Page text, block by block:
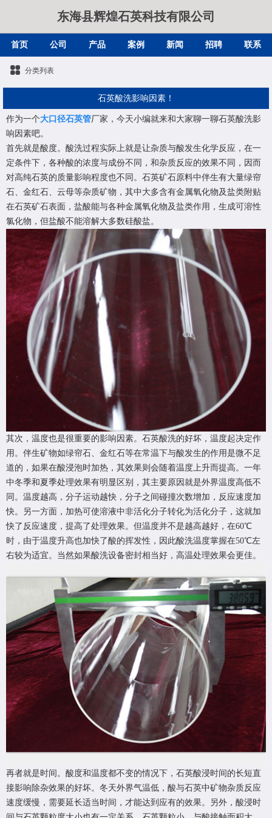
东海县辉煌石英科技有限公司
首页 公司 产品 案例 新闻 招聘 联系
分类列表
石英酸洗影响因素！
作为一个大口径石英管厂家，今天小编就来和大家聊一聊石英酸洗影
响因素吧。
首先就是酸度。酸洗过程实际上就是让杂质与酸发生化学反应，在一
定条件下，各种酸的浓度与成份不同，和杂质反应的效果不同，因而
对高纯石英的质量影响程度也不同。石英矿石原料中伴生有大量绿帘
石、金红石、云母等杂质矿物，其中大多含有金属氧化物及盐类附贴
在石英矿石表面，盐酸能与各种金属氧化物及盐类作用，生成可溶性
氯化物，但盐酸不能溶解大多数硅酸盐。
其次，温度也是很重要的影响因素。石英酸洗的好坏，温度起决定作
用。伴生矿物如绿帘石、金红石等在常温下与酸发生的作用是微不足
道的，如果在酸浸泡时加热，其效果则会随着温度上升而提高。一年
中冬季和夏季处理效果有明显区别，其主要原因就是外界温度高低不
同。温度越高，分子运动越快，分子之间碰撞次数增加，反应速度加
快。另一方面，加热可使溶液中非活化分子转化为活化分子，这就加
快了反应速度，提高了处理效果。但温度并不是越高越好，在60℃
时，由于温度升高也加快了酸的挥发性，因此酸洗温度掌握在50℃左
右较为适宜。当然如果酸洗设备密封相当好，高温处理效果会更佳。
再者就是时间。酸度和温度都不变的情况下，石英酸浸时间的长短直
接影响除杂效果的好坏。冬天外界气温低，酸与石英中矿物杂质反应
速度缓慢，需要延长适当时间，才能达到应有的效果。另外，酸浸时